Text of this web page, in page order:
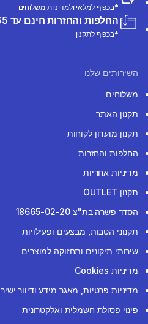
*בכפוף למלאי ולמדיניות משלוחים
החלפות והחזרות חינם עד 365 ימים ממועד הרכישה
*בכפוף לתקנון
השירותים שלנו
משלוחים
תקנון האתר
תקנון מועדון לקוחות
החלפות והחזרות
מדיניות אחריות
תקנון OUTLET
הסדר פשרה בת"צ 18665-02-20
תקנוני הטבות, מבצעים ופעילויות
שירותי תיקונים ותחזוקה למוצרים
מדיניות Cookies
מדיניות פרטיות, מאגר מידע ודיוור ישיר
פינוי פסולת חשמלית ואלקטרונית